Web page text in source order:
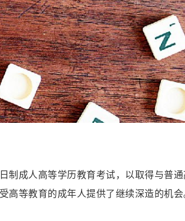
制成人高等学历教育考试，以取得与普
等教育的成年人提供了继续深造的机